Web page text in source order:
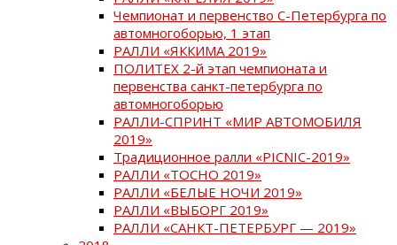
Чемпионат и первенство С-Петербурга по
автомногоборью, 1 этап
РАЛЛИ «ЯККИМА 2019»
ПОЛИТЕХ 2-й этап чемпионата и
первенства санкт-петербурга по
автомногоборью
РАЛЛИ-СПРИНТ «МИР АВТОМОБИЛЯ
2019»
Традиционное ралли «PICNIC-2019»
РАЛЛИ «ТОСНО 2019»
РАЛЛИ «БЕЛЫЕ НОЧИ 2019»
РАЛЛИ «ВЫБОРГ 2019»
РАЛЛИ «САНКТ-ПЕТЕРБУРГ — 2019»